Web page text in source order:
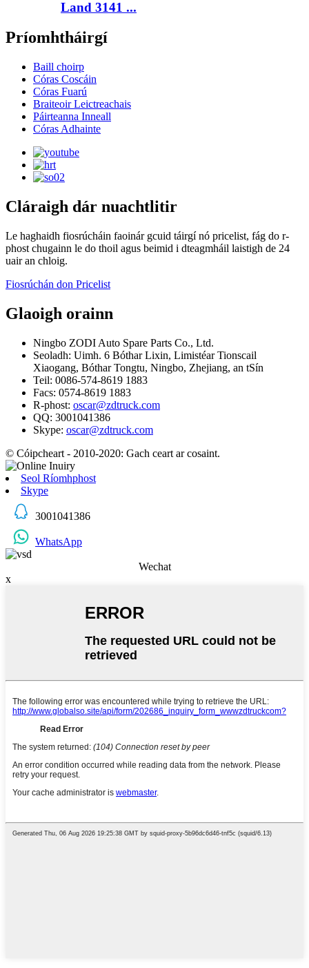
Land 3141 ...
Príomhtháirgí
Baill choirp
Córas Coscáin
Córas Fuarú
Braiteoir Leictreachais
Páirteanna Inneall
Córas Adhainte
Cláraigh dár nuachtlitir
Le haghaidh fiosrúcháin faoinár gcuid táirgí nó pricelist, fág do r-
phost chugainn le do thoil agus beimid i dteagmháil laistigh de 24
uair an chloig.
Fiosrúchán don Pricelist
Glaoigh orainn
Ningbo ZODI Auto Spare Parts Co., Ltd.
Seoladh: Uimh. 6 Bóthar Lixin, Limistéar Tionscail
Xiaogang, Bóthar Tongtu, Ningbo, Zhejiang, an tSín
Teil: 0086-574-8619 1883
Facs: 0574-8619 1883
R-phost: oscar@zdtruck.com
QQ: 3001041386
Skype: oscar@zdtruck.com
© Cóipcheart - 2010-2020: Gach ceart ar cosaint.
Seol Ríomhphost
Skype
3001041386
WhatsApp
Wechat
x